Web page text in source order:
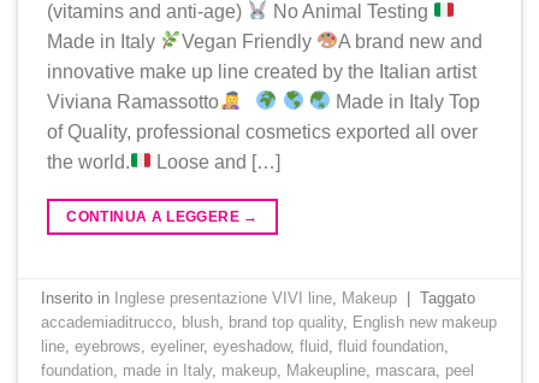
(vitamins and anti-age)​
No Animal Testing​
Made in Italy​
Vegan Friendly​
A brand new and
innovative make up line created by the Italian artist
Viviana Ramassotto​
Made in Italy Top
of Quality, professional cosmetics exported all over
the world.​
Loose and […]
CONTINUA A LEGGERE →
Inserito in Inglese presentazione VIVI line Makeup
Taggato
accademiaditrucco
blush brand top quality, English new makeup
line ,eyebrows ,eyeliner,eyeshadow,fluid ,fluid foundation
foundation made in Italy, makeup Makeupline mascara peel